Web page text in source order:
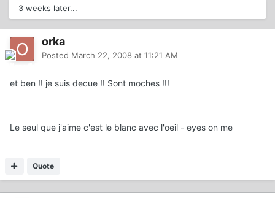
3 weeks later...
orka
Posted March 22, 2008 at 11:21 AM
et ben !! je suis decue !! Sont moches !!!
Le seul que j'aime c'est le blanc avec l'oeil - eyes on me
Quote